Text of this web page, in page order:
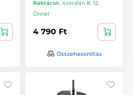
Raktáron, szerdán 8. 12.
Önnél
4 790 Ft
Összehasonlítás